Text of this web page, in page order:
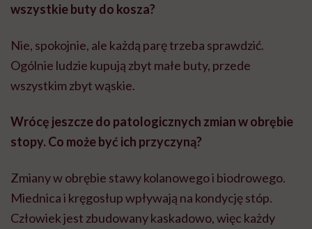
wszystkie buty do kosza?
Nie, spokojnie, ale każdą parę trzeba sprawdzić.
Ogólnie ludzie kupują zbyt małe buty, przede
wszystkim zbyt wąskie.
Wrócę jeszcze do patologicznych zmian w obrębie
stopy. Co może być ich przyczyną?
Zmiany w obrębie stawy kolanowego i biodrowego.
Miednica i kręgosłup wpływają na kondycję stóp.
Człowiek jest zbudowany kaskadowo, więc każdy